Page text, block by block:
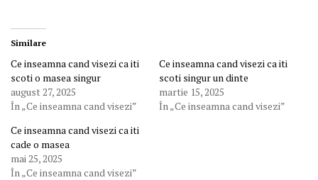
Similare
Ce inseamna cand visezi ca iti
scoti o masea singur
august 27, 2025
În „Ce inseamna cand visezi”
Ce inseamna cand visezi ca iti
scoti singur un dinte
martie 15, 2025
În „Ce inseamna cand visezi”
Ce inseamna cand visezi ca iti
cade o masea
mai 25, 2025
În „Ce inseamna cand visezi”